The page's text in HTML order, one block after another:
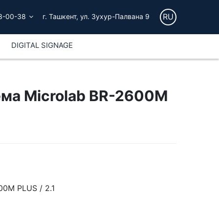
00-38 г. Ташкент, ул. Зухур-Палвана 9 RU
DIGITAL SIGNAGE
Microlab BR-2600M
PLUS / 2.1